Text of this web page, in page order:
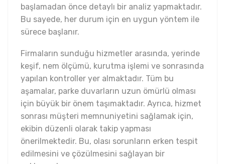
başlamadan önce detaylı bir analiz yapmaktadır.
Bu sayede, her durum için en uygun yöntem ile
sürece başlanır.
Firmaların sunduğu hizmetler arasında, yerinde
keşif, nem ölçümü, kurutma işlemi ve sonrasında
yapılan kontroller yer almaktadır. Tüm bu
aşamalar, parke duvarların uzun ömürlü olması
için büyük bir önem taşımaktadır. Ayrıca, hizmet
sonrası müşteri memnuniyetini sağlamak için,
ekibin düzenli olarak takip yapması
önerilmektedir. Bu, olası sorunların erken tespit
edilmesini ve çözülmesini sağlayan bir